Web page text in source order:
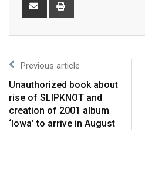
Previous article
Unauthorized book about
rise of SLIPKNOT and
creation of 2001 album
‘Iowa’ to arrive in August